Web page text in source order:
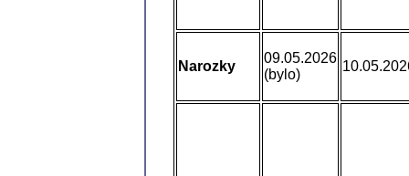
Narozky
09.05.2026
(bylo)